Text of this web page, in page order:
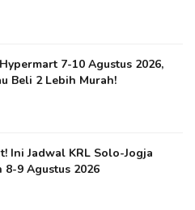
7-10 Agustus 2026,
Beli 2 Lebih Murah!
Ini Jadwal KRL Solo-Jogja
8-9 Agustus 2026